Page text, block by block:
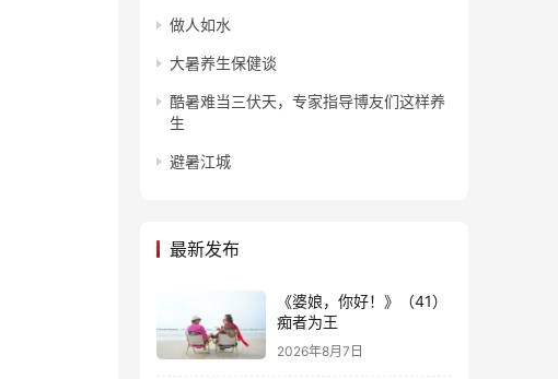
做人如水
大暑养生保健谈
酷暑难当三伏天，专家指导博友们这样养
生
避暑江城
最新发布
《婆娘，你好！》（41）
痴者为王
2026年8月7日